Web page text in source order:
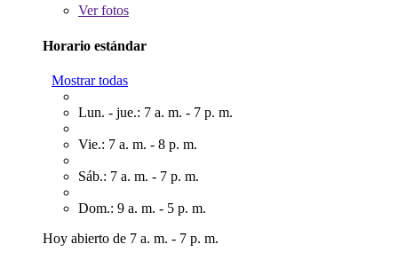
Verfotos
Horario estándar
Mostrar todas
Lun. - jue.: 7 a. m. - 7 p. m.
Vie.: 7 a. m. - 8 p. m.
Sáb.: 7 a. m. - 7 p. m.
Dom.: 9 a. m. - 5 p. m.
Hoy abierto de 7 a. m. - 7 p. m.